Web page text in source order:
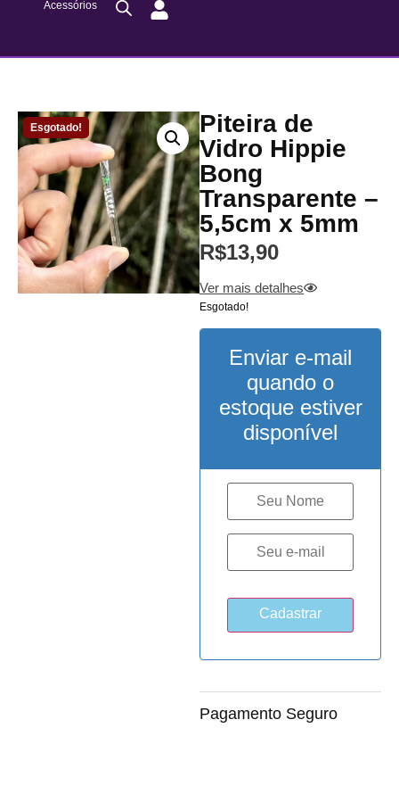
Acessórios
Esgotado!
Piteira de
Vidro Hippie
Bong
Transparente –
5,5cm x 5mm
R$13,90
Pagamento Seguro
Ver mais detalhes
Esgotado!
Enviar e-mail
quando o
estoque estiver
disponível